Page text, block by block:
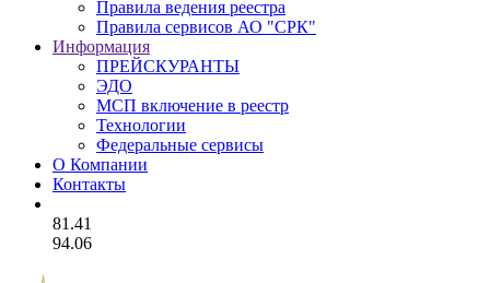
Правила ведения реестра
Правила сервисов АО "СРК"
Информация
ПРЕЙСКУРАНТЫ
ЭДО
МСП включение в реестр
Технологии
Федеральные сервисы
О Компании
Контакты
81.41
94.06